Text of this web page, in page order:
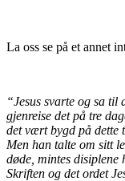
La oss se på et annet
“Jesus svarte og sa til
gjenreise det på tre
det vært bygd på dette
Men han talte om sitt
døde, mintes disiplene
Skriften og det ordet